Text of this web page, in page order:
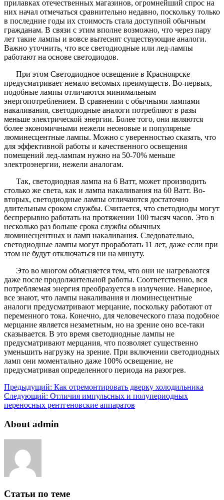
прилавках отечественных магазинов, огромнейший спрос на
них начал отмечаться сравнительно недавно, поскольку только
в последние годы их стоимость стала доступной обычным
гражданам. В связи с этим вполне возможно, что через пару
лет такие лампы и вовсе вытеснят существующие аналоги.
Важно уточнить, что все светодиодные или лед-лампы
работают на основе светодиодов.
При этом Светодиодное освещение в Красноярске
предусматривает немало весомых преимуществ. Во-первых,
подобные лампы отличаются минимальным
энергопотреблением. В сравнении с обычными лампами
накаливания, светодиодные аналоги потребляют в разы
меньше электрической энергии. Более того, они являются
более экономичными нежели неоновые и популярные
люминесцентные лампы. Можно с уверенностью сказать, что
для эффективной работы и качественного освещения
помещений лед-лампам нужно на 50-70% меньше
электроэнергии, нежели аналогам.
Так, светодиодная лампа на 6 Ватт, может производить
столько же света, как и лампа накаливания на 60 Ватт. Во-
вторых, светодиодные лампы отличаются достаточно
длительным сроком службы. Считается, что светодиоды могут
беспрерывно работать на протяжении 100 тысяч часов. Это в
несколько раз больше срока службы обычных
люминесцентных и ламп накаливания. Следовательно,
светодиодные лампы могут проработать 11 лет, даже если при
этом не будут отключаться ни на минуту.
Это во многом объясняется тем, что они не нагреваются
даже после продолжительной работы. Соответственно, вся
потребляемая энергия преобразуется в излучение. Наверное,
все знают, что лампы накаливания и люминесцентные
аналоги предусматривают мерцание, поскольку работают от
переменного тока. Конечно, для человеческого глаза подобное
мерцание является незаметным, но на зрение оно все-таки
сказывается. В это время светодиодные лампы не
предусматривают мерцания, что позволяет существенно
уменьшить нагрузку на зрение. При включении светодиодных
ламп они моментально даже 100% освещение, не
предусматривая определенного периода на разогрев.
Предыдущий: Как отремонтировать дверку холодильника
Следующий: Отличия импульсных и полупериодных
переносных рентгеновские аппаратов
About admin
Статьи по теме